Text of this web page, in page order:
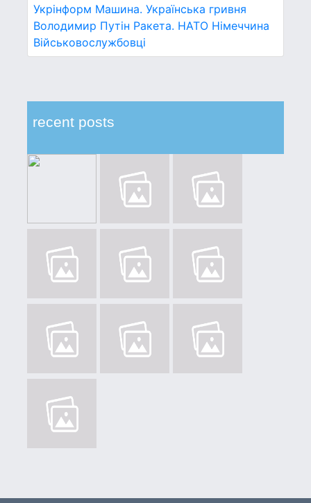
Укрінформ Машина. Українська гривня
Володимир Путін Ракета. НАТО Німеччина
Військовослужбовці
recent posts